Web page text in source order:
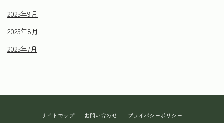
2025年9月
2025年8月
2025年7月
サイトマップ お問い合わせ プライバシーポリシー